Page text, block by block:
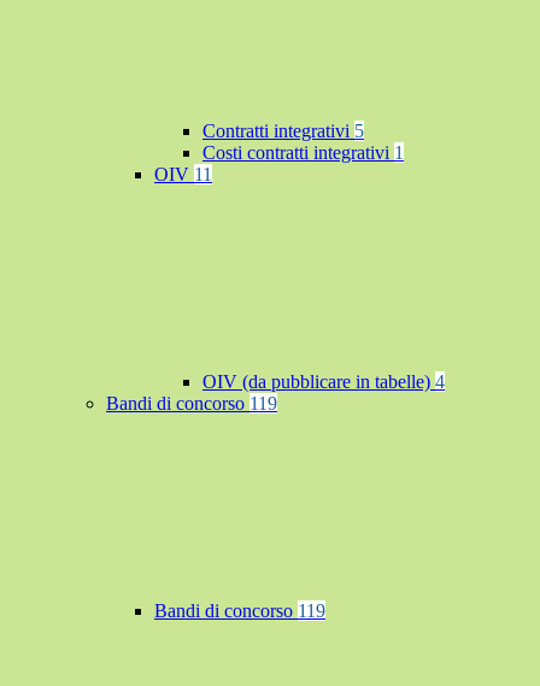
Contratti integrativi 5
Costi contratti integrativi 1
OIV 11
OIV (da pubblicare in tabelle) 4
Bandi di concorso 119
Bandi di concorso 119